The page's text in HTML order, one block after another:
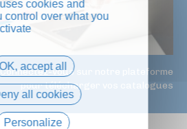
Connectez-vous sur notre plateforme
pour télécharger vos catalogues
cookies and
control over what you
OK, accept all
all cookies
Personalize